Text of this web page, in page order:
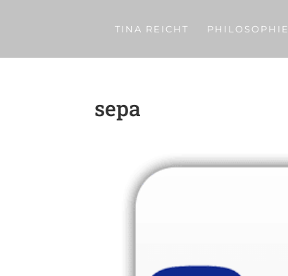
TINA REICHT PHILOSOPHIE
sepa